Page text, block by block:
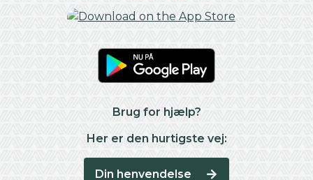
Brug for hjælp?
Her er den hurtigste vej:
Din henvendelse